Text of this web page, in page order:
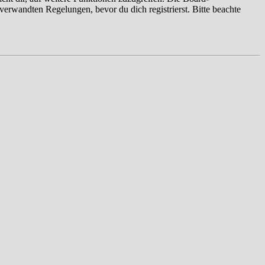
Regelungen, bevor du dich registrierst. Bitte beachte